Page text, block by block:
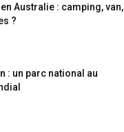
Australie : camping, van,
?
: un parc national au